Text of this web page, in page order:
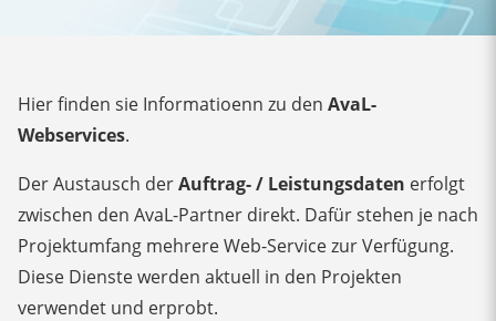
Hier finden sie Informatioenn zu den AvaL-
Webservices.
Der Austausch derAuftrag- / Leistungsdaten erfolgt
zwischen den AvaL-Partner direkt. Dafür stehen je nach
Projektumfang mehrere Web-Service zur Verfügung.
Diese Dienste werden aktuell in den Projekten
verwendet und erprobt.